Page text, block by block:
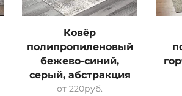
Ковёр
полипропиленовый
бежево-синий,
серый, абстракция
от220руб.